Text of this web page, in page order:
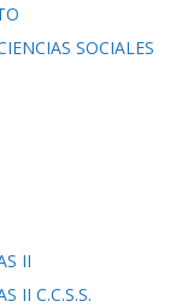
SOCIALES
II
II C.C.S.S.